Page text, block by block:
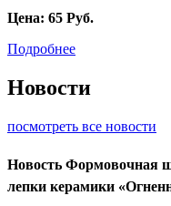
Цена: 65 Руб.
Подробнее
Новости
посмотреть все новости
Новость Формовочная
лепки керамики